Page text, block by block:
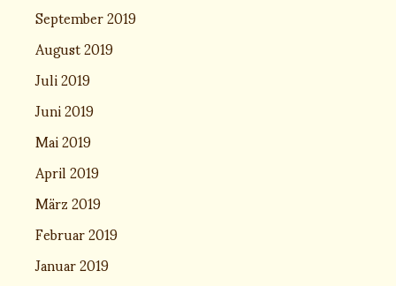
September 2019
August 2019
Juli 2019
Juni 2019
Mai 2019
April 2019
März 2019
Februar 2019
Januar 2019